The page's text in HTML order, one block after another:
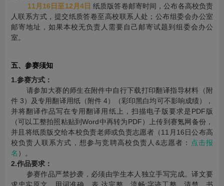
11月16日至12月4日 纸质版答卷邮寄时间，公布各高校负责
人联系方式，提交纸质答卷至高校联系人处；公布组委会办公室
邮寄地址，如果本校无负责人需要自己邮寄试题到组委会办公
室。
五、参赛须知
1.参赛方式：
请参加大赛的师生在附件中自行下载打印翻译指导材料（附
件 3）及专用翻译用纸（附件 4）（彩印黑白均可不影响成绩），
并将翻译作品写在专用翻译用纸上，扫描电子版要求是PDF版
（可以工整拍照粘贴到Word中再转为PDF）上传到赛氪网备份，
并且将纸质版交给本校负责老师或负责志愿者（11月16日公布高
校负责人联系方式，想参与竞聘高校负责人&志愿者：
点击报
名 ）。
2.作品要求：
参赛作品严禁抄袭，必须由学生本人独立手写完成。译文要